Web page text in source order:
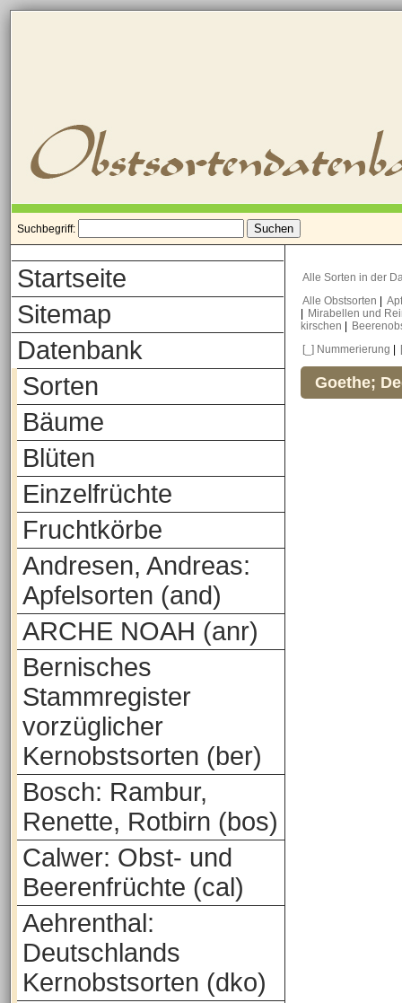
Suchbegriff:
Startseite
Sitemap
Datenbank
Sorten
Bäume
Blüten
Einzelfrüchte
Fruchtkörbe
Andresen, Andreas:
Apfelsorten (and)
ARCHE NOAH (anr)
Bernisches
Stammregister
vorzüglicher
Kernobstsorten (ber)
Bosch: Rambur,
Renette, Rotbirn (bos)
Calwer: Obst- und
Beerenfrüchte (cal)
Aehrenthal:
Deutschlands
Kernobstsorten (dko)
Alle Sorten in der
Alle Obstsorten
Mirabellen und
kirschen
[_] Nummerierung
Goethe;